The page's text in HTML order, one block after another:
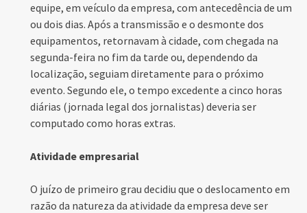
equipe, em veículo da empresa, com antecedência de um
ou dois dias. Após a transmissão e o desmonte dos
equipamentos, retornavam à cidade, com chegada na
segunda-feira no fim da tarde ou, dependendo da
localização, seguiam diretamente para o próximo
evento. Segundo ele, o tempo excedente a cinco horas
diárias (jornada legal dos jornalistas) deveria ser
computado como horas extras.
Atividade empresarial
O juízo de primeiro grau decidiu que o deslocamento em
razão da natureza da atividade da empresa deve ser